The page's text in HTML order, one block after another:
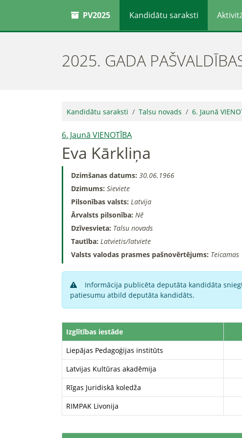
PV2025 Kandidātu saraksti
2025. GADA
Kandidātu saraksti Talsu novads 6. Jaunā
6. Jaunā VIENOTĪBA
Eva Kārkliņa
Dzimšanas datums: 30.06.1966
Dzimums: Sieviete
Pilsonības valsts: Latvija
Ārvalsts pilsonība: Nē
Dzīvesvieta: Talsu novads
Tautība: Latvietis/latviete
Valsts valodas prasmes pašnovērtējums: Teicamas
Informācija publicēta deputāta kandidāta
patiesumu atbild deputāta kandidāts.
Izglītības iestāde
Liepājas Pedagoģijas institūts
Latvijas Kultūras akadēmija
Rīgas Juridiskā koledža
RIMPAK Livonija